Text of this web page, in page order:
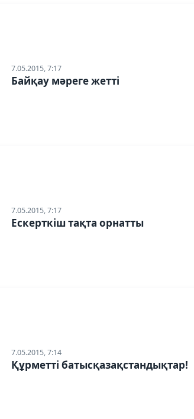
7.05.2015, 7:17
Байқау мәреге жетті
7.05.2015, 7:17
Ескерткіш тақта орнатты
7.05.2015, 7:14
Құрметті батысқазақстандықтар!